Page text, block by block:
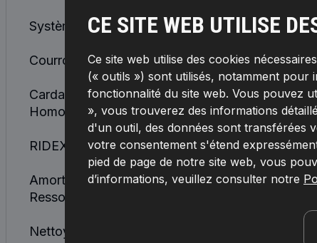
CE SITE WEB UTILISE
Ce site web utilise des cookies
(« outils ») sont utilisés, notamment
fonctionnalité du site web. Vous pouvez
», vous trouverez des informations
d'un outil, des données sont transférées
votre consentement s'étend
pied de page de notre site web, vous
d’informations, veuillez consulter notre
Système d'Alimentation
Courroies, Chaînes, Galets
Cardan De Transmission et Joint
Homocinétique
RIDEX REMAN
Amortisseurs, Ressorts, Lames De
Ressorts
Nettoyage des vitres